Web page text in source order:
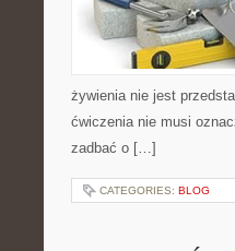
żywienia nie jest
ćwiczenia nie musi
zadbać o […]
CATEGORIES: BLOG